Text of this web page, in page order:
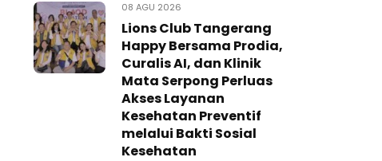
08 AGU 2026
Lions Club Tangerang
Happy Bersama Prodia,
Curalis AI, dan Klinik
Mata Serpong Perluas
Akses Layanan
Kesehatan Preventif
melalui Bakti Sosial
Kesehatan